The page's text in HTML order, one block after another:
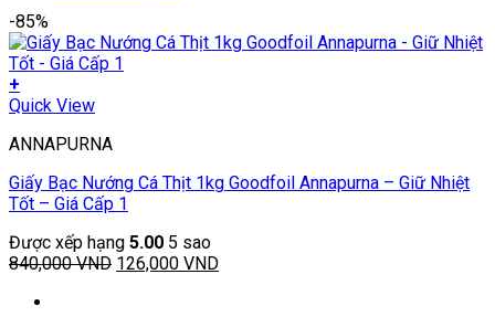
-85%
+
Quick View
ANNAPURNA
Giấy Bạc Nướng Cá Thịt 1kg Goodfoil Annapurna – Giữ Nhiệt
Tốt – Giá Cấp 1
Được xếp hạng 5.00 5 sao
840,000VND Giá
126,000 VNDGiá